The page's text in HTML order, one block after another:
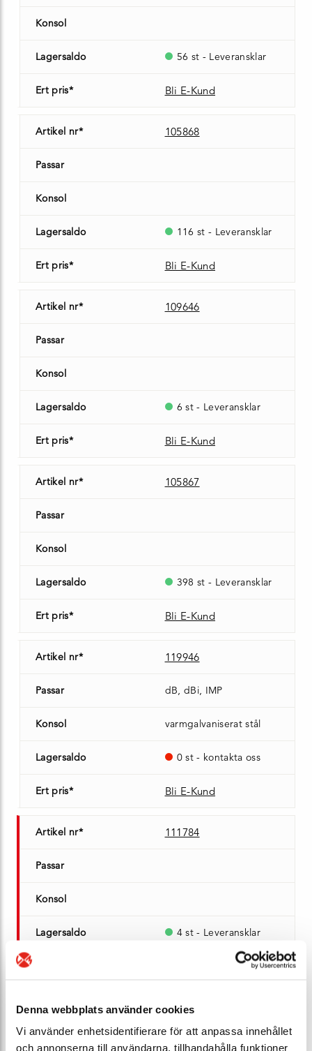
Denna webbplats använder cookies
Vi använder enhetsidentifierare för att anpassa innehållet
och annonserna till användarna, tillhandahålla funktioner
Konsol
Lagersaldo 56 st - Leveransklar
Ert pris* Bli E-Kund
Artikel nr* 105868
Passar
Konsol
Lagersaldo 116 st - Leveransklar
Ert pris* Bli E-Kund
Artikel nr* 109646
Passar
Konsol
Lagersaldo 6 st - Leveransklar
Ert pris* Bli E-Kund
Artikel nr* 105867
Passar
Konsol
Lagersaldo 398 st - Leveransklar
Ert pris* Bli E-Kund
Artikel nr* 119946
Passar dB, dBi, IMP
Konsol varmgalvaniserat stål
Lagersaldo 0 st - kontakta oss
Ert pris* Bli E-Kund
Artikel nr* 111784
Passar
Konsol
Lagersaldo 4 st - Leveransklar
Artikel nr* 105866